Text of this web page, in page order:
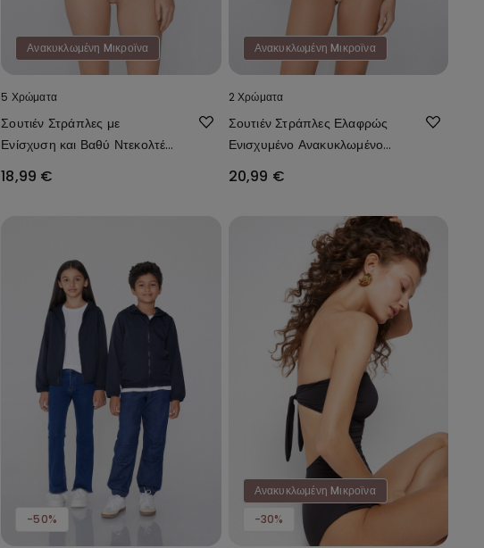
Ανακυκλωμένη Mικροϊνα
5 Χρώματα
Σουτιέν Στράπλες με
Ενίσχυση και Βαθύ Ντεκολτέ
Μicrofiber
18,99 €
Ανακυκλωμένη Mικροϊνα
2 Χρώματα
Σουτιέν Στράπλες Ελαφρώς
Ενισχυμένο Ανακυκλωμένο
20,99 €
-50%
Ανακυκλωμένη Mικροϊνα
-30%